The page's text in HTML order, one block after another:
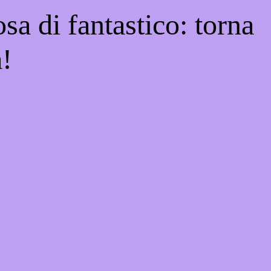
di fantastico: torna